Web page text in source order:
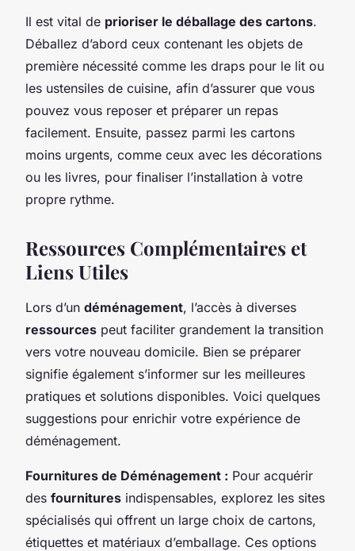
Il est vital de prioriser le déballage des cartons.
Déballez d’abord ceux contenant les objets de
première nécessité comme les draps pour le lit ou
les ustensiles de cuisine, afin d’assurer que vous
pouvez vous reposer et préparer un repas
facilement. Ensuite, passez parmi les cartons
moins urgents, comme ceux avec les décorations
ou les livres, pour finaliser l’installation à votre
propre rythme.
Ressources Complémentaires et
Liens Utiles
Lors d’un déménagement, l’accès à diverses
ressources peut faciliter grandement la transition
vers votre nouveau domicile. Bien se préparer
signifie également s’informer sur les meilleures
pratiques et solutions disponibles. Voici quelques
suggestions pour enrichir votre expérience de
déménagement.
Fournitures de Déménagement : Pour acquérir
des fournitures indispensables, explorez les sites
spécialisés qui offrent un large choix de cartons,
étiquettes et matériaux d’emballage. Ces options